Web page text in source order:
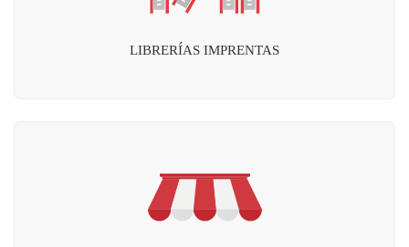
LIBRERÍAS IMPRENTAS